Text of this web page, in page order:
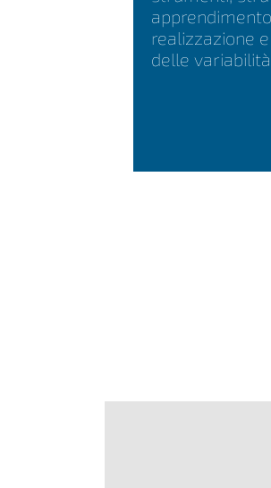
realizzazione
delle